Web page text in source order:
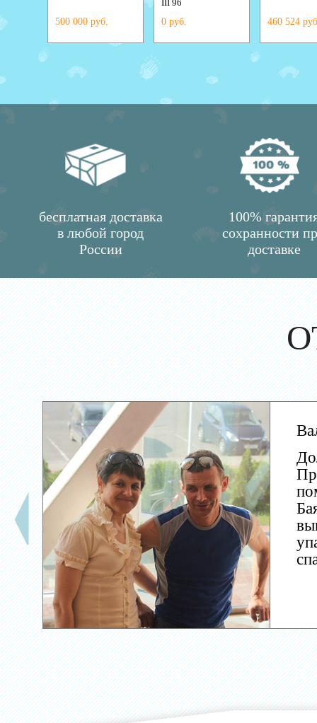
500 000 руб.
III 96
0 руб.
460 524
бесплатная доставка
в любой город
России
100%
сохранности
доставке